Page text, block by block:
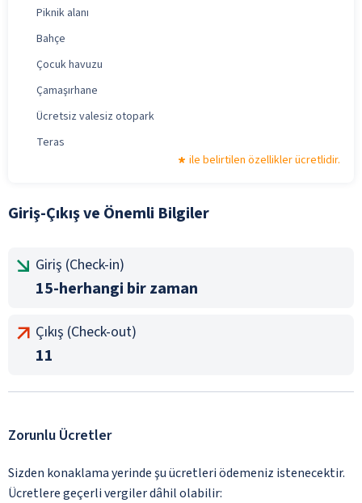
Piknik alanı
Bahçe
Çocuk havuzu
Çamaşırhane
Ücretsiz valesiz otopark
Teras
ile belirtilen özellikler ücretlidir.
Giriş-Çıkış ve Önemli Bilgiler
Giriş (Check-in)
15-herhangi bir zaman
Çıkış (Check-out)
11
Zorunlu Ücretler
Sizden konaklama yerinde şu ücretleri ödemeniz istenecektir.
Ücretlere geçerli vergiler dâhil olabilir: